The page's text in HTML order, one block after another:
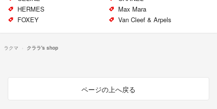
HERMES
Max Mara
FOXEY
Van Cleef & Arpels
ラクマ クララ's shop
ページの上へ戻る